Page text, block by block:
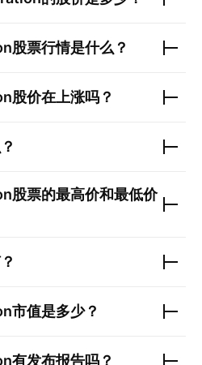
股票行情是什么？
股价在上涨吗？
股票的最高价和最低价
市值是多少？
有发布报告吗？